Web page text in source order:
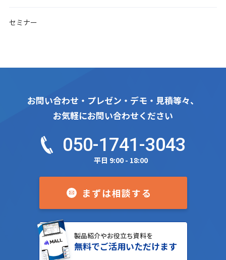
セミナー
お問い合わせ・プレゼン・デモ・見積等々、
お気軽にお問い合わせください
050-1741-3043
平日 9:00 - 18:00
まずは相談する
製品紹介やお役立ち資料を
無料でご活用いただけます